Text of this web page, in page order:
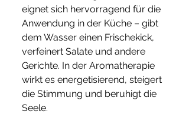
eignet sich hervorragend für die
Anwendung in der Küche – gibt
dem Wasser einen Frischekick,
verfeinert Salate und andere
Gerichte. In der Aromatherapie
wirkt es energetisierend, steigert
die Stimmung und beruhigt die
Seele.